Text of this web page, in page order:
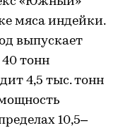
мяса индейки.
выпускает
тонн
4,5 тыс. тонн
10,5–